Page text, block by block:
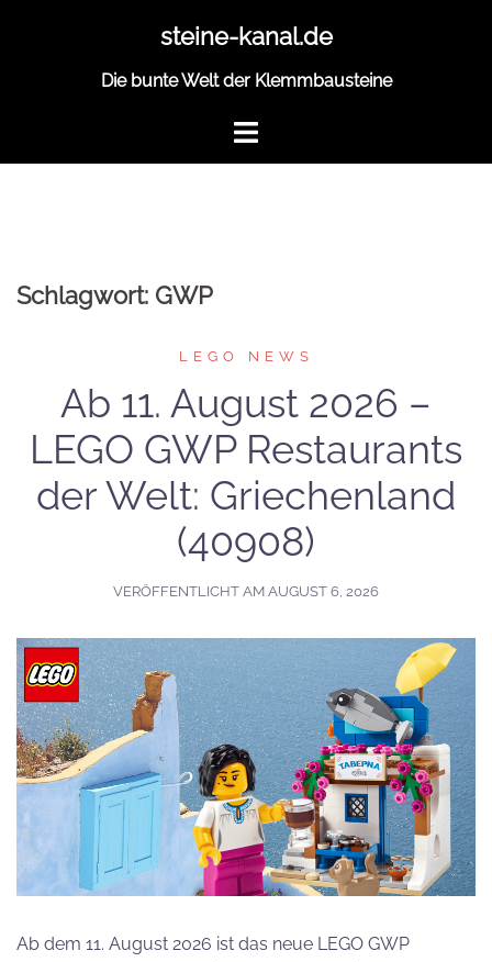
steine-kanal.de
Die bunte Welt der Klemmbausteine
Schlagwort: GWP
LEGO NEWS
Ab 11. August 2026 –
LEGO GWP Restaurants
der Welt: Griechenland
(40908)
VERÖFFENTLICHT AM AUGUST 6, 2026
Ab dem 11. August 2026 ist das neue LEGO GWP